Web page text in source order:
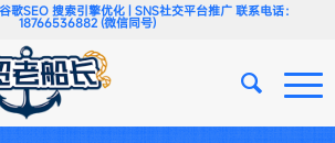
歌SEO 搜索引擎优化 | SNS社交平台推广 联系电话：
18766536882 (微信同号)